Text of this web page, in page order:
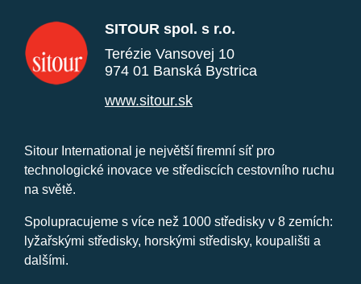
SITOUR spol. s r.o.
Terézie Vansovej 10
974 01 Banská Bystrica
www.sitour.sk
Sitour International je největší firemní síť pro
technologické inovace ve střediscích cestovního ruchu
na světě.
Spolupracujeme s více než 1000 středisky v 8 zemích:
lyžařskými středisky, horskými středisky, koupališti a
dalšími.